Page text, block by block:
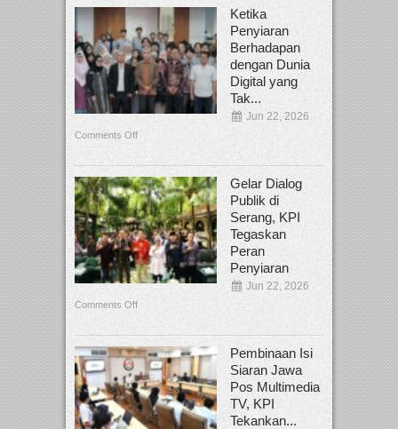
Ketika
Penyiaran
Berhadapan
dengan Dunia
Digital yang
Tak...
Jun 22, 2026
Comments Off
Gelar Dialog
Publik di
Serang, KPI
Tegaskan
Peran
Penyiaran
Jun 22, 2026
Comments Off
Pembinaan Isi
Siaran Jawa
Pos Multimedia
TV, KPI
Tekankan...